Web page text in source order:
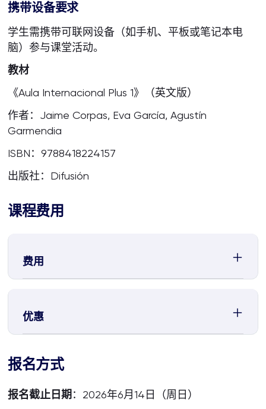
携带设备要求
学生需携带可联网设备（如手机、平板或笔记本电
脑）参与课堂活动。
教材
《Aula Internacional Plus 1》（英文版）
作者：Jaime Corpas, Eva García, Agustín
Garmendia
ISBN：9788418224157
出版社：Difusión
课程费用
费用
优惠
报名方式
报名截止日期 ：2026年6月14日（周日）